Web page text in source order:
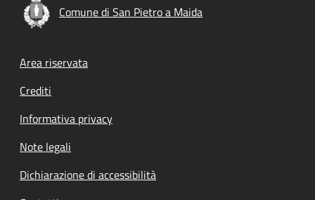
Comune di San Pietro a Maida
Footer menu
Area riservata
Crediti
Informativa privacy
Note legali
Dichiarazione di accessibilità